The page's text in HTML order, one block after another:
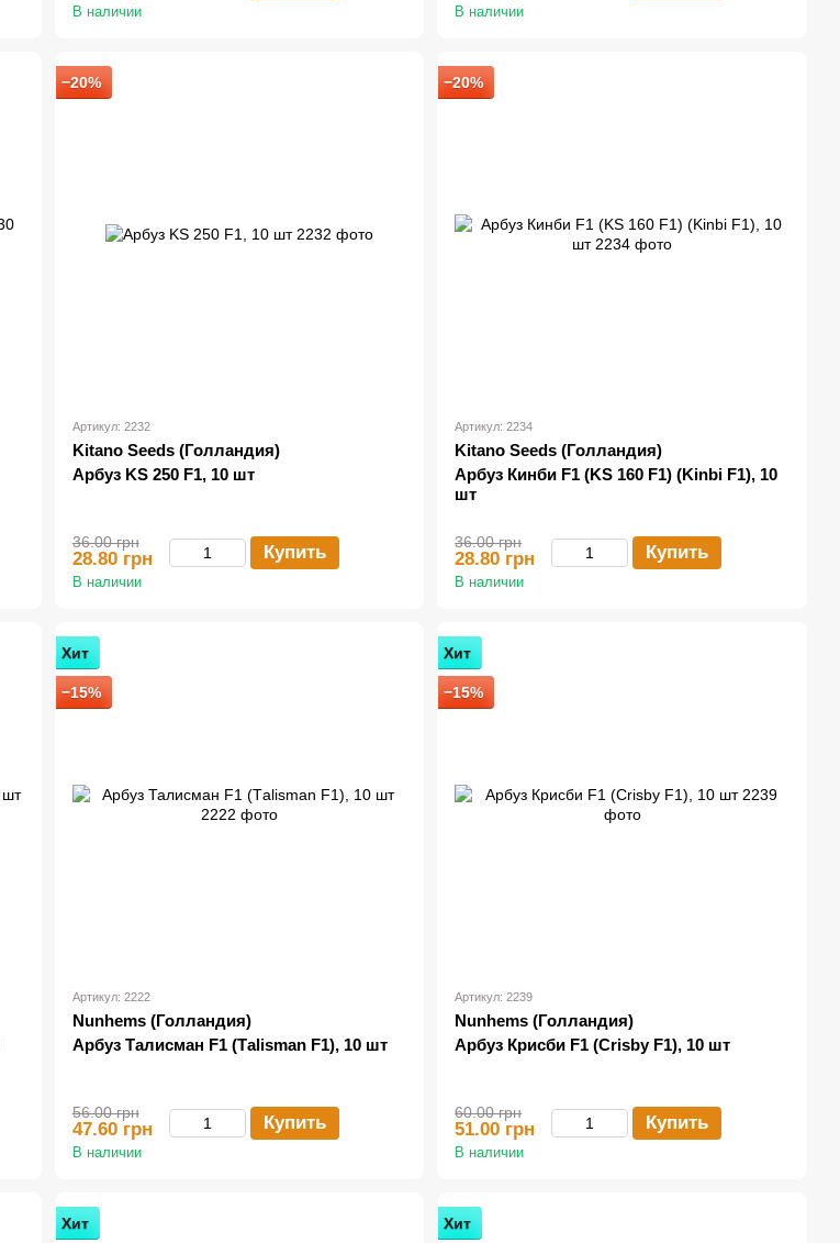
В наличии В наличии
−20%
Артикул: 2232
Kitano Seeds (Голландия)
Арбуз KS 250 F1, 10 шт
36.00 грн
28.80 грн Купить
В наличии
−20%
Артикул: 2234
Kitano Seeds (Голландия)
Арбуз Кинби F1 (KS 160 F1) (Kinbi F1), 10
шт
36.00 грн
28.80 грн Купить
В наличии
Хит
−15%
Артикул: 2222
Nunhems (Голландия)
Арбуз Талисман F1 (Тalisman F1), 10 шт
56.00 грн
47.60 грн Купить
В наличии
Хит
−15%
Артикул: 2239
Nunhems (Голландия)
Арбуз Крисби F1 (Crisby F1), 10 шт
60.00 грн
51.00 грн Купить
В наличии
Хит Хит